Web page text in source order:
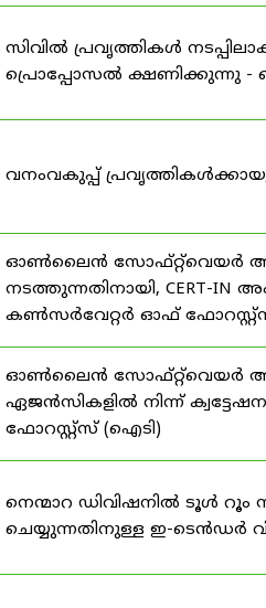
സിവിൽ പ്രവൃത്തികൾ
പ്രൊപ്പോസൽ ക്ഷണിക്കുന്നു -
വനംവകുപ്പ്
ഓൺലൈൻ സോഫ്റ്റ്‌വെയർ
നടത്തുന്നതിനായി, CERT-
കൺസർവേറ്റർ ഓഫ്
ഓൺലൈൻ സോഫ്റ്റ്‌വെയർ
ഏജൻസികളിൽ നിന്ന്
ഫോറസ്റ്റ്സ് (ഐടി)
നെന്മാറ ഡിവിഷനിൽ ടൂൾ റൂം
ചെയ്യുന്നതിനുള്ള ഇ-ടെൻഡർ